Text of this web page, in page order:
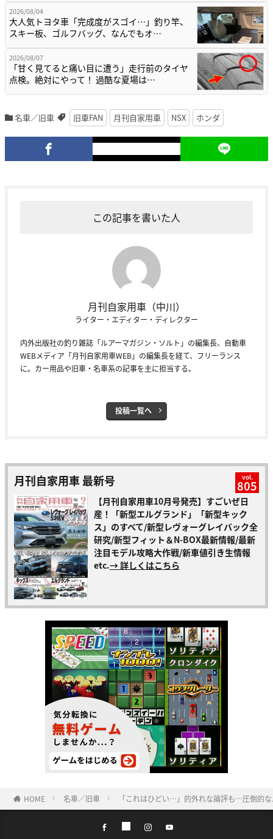
2026/08/04
大人気トヨタ車「完成度がスゴイ…」釣り竿、
スキー板、ゴルフバッグ、なんでもオ…
2026/08/07
「甘く見てると痛い目に遭う」走行前のタイヤ
点検。絶対にやって！ 過酷な夏場は…
名車／旧車 旧車FAN 月刊自家用車 NSX ホンダ
この記事を書いた人
月刊自家用車（中川）
ライター・エディター・ディレクター
内外出版社の釣り雑誌「ルアーマガジン・ソルト」の編集長、自動車
WEBメディア「月刊自家用車WEB」の編集長を経て、フリーランス
に。カー用品や旧車・名車系の記事を主に担当する。
投稿一覧へ
月刊自家用車 最新号 vol.
805
【月刊自家用車10月号発売】すごいぜ日
産！「新型エルグランド」「新型キック
ス」のすべて/新型レヴォーグレイバック全
研究/新型フィット＆N-BOX最新情報/最新
注目モデル攻略大作戦/新車値引き生情報
etc.→ 詳しくはこちら
HOME 名車／旧車 「これはひどい…」的外れな論評も…圧倒的